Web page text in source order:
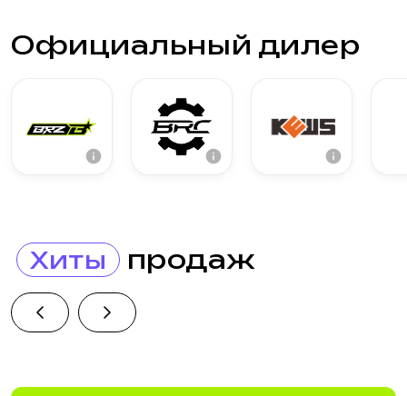
Официальный дилер
Хиты продаж